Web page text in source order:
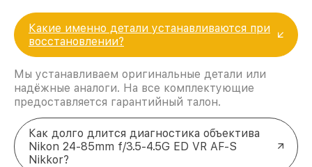
Какие именно детали устанавливаются при
восстановлении?
Мы устанавливаем оригинальные детали или
надёжные аналоги. На все комплектующие
предоставляется гарантийный талон.
Как долго длится диагностика объектива
Nikon 24-85mm f/3.5-4.5G ED VR AF-S
Nikkor?